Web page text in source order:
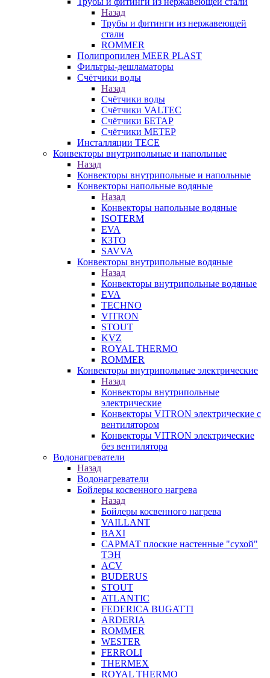
Назад
Трубы и фитинги из нержавеющей
стали
ROMMER
Полипропилен MEER PLAST
Фильтры-дешламаторы
Счётчики воды
Назад
Счётчики воды
Счётчики VALTEC
Счётчики БЕТАР
Счётчики МЕТЕР
Инсталляции TECE
Конвекторы внутрипольные и напольные
Назад
Конвекторы внутрипольные и напольные
Конвекторы напольные водяные
Назад
Конвекторы напольные водяные
ISOTERM
EVA
КЗТО
SAVVA
Конвекторы внутрипольные водяные
Назад
Конвекторы внутрипольные водяные
EVA
TECHNO
VITRON
STOUT
KVZ
ROYAL THERMO
ROMMER
Конвекторы внутрипольные электрические
Назад
Конвекторы внутрипольные
электрические
Конвекторы VITRON электрические с
вентилятором
Конвекторы VITRON электрические
без вентилятора
Водонагреватели
Назад
Водонагреватели
Бойлеры косвенного нагрева
Назад
Бойлеры косвенного нагрева
VAILLANT
BAXI
САРМАТ плоские настенные "сухой"
ТЭН
ACV
BUDERUS
STOUT
ATLANTIC
FEDERICA BUGATTI
ARDERIA
ROMMER
WESTER
FERROLI
THERMEX
ROYAL THERMO